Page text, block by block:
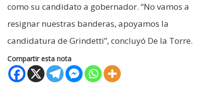
como su candidato a gobernador. “No vamos a
resignar nuestras banderas, apoyamos la
candidatura de Grindetti”, concluyó De la Torre.
Compartir esta nota